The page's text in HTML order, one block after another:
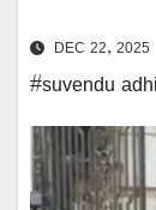
DEC 22, 2025
#suvendu